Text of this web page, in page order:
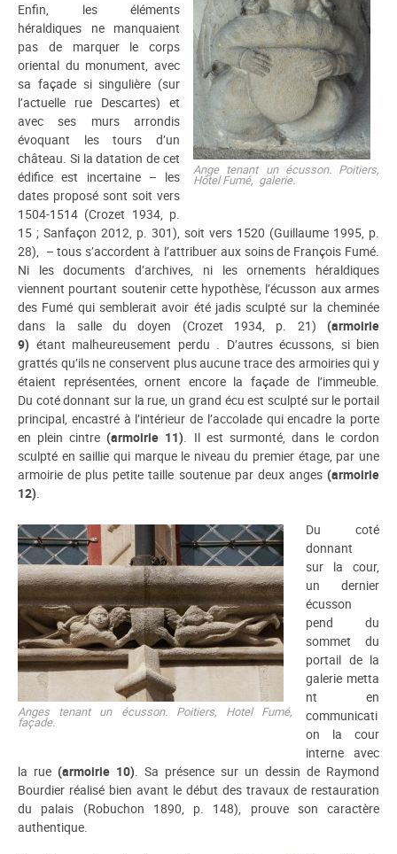
Ange tenant un écusson. Poitiers,
Hôtel Fumé, galerie.
Enfin, les éléments
héraldiques ne manquaient
pas de marquer le corps
oriental du monument, avec
sa façade si singulière (sur
l’actuelle rue Descartes) et
avec ses murs arrondis
évoquant les tours d’un
château. Si la datation de cet
édifice est incertaine – les
dates proposé sont soit vers
1504-1514 (Crozet 1934, p.
15 ; Sanfaçon 2012, p. 301), soit vers 1520 (Guillaume 1995, p.
28), – tous s’accordent à l’attribuer aux soins de François Fumé.
Ni les documents d’archives, ni les ornements héraldiques
viennent pourtant soutenir cette hypothèse, l’écusson aux armes
des Fumé qui semblerait avoir été jadis sculpté sur la cheminée
dans la salle du doyen (Crozet 1934, p. 21) (armoirie
9) étant malheureusement perdu . D’autres écussons, si bien
grattés qu’ils ne conservent plus aucune trace des armoiries qui y
étaient représentées, ornent encore la façade de l’immeuble.
Du coté donnant sur la rue, un grand écu est sculpté sur le portail
principal, encastré à l’intérieur de l’accolade qui encadre la porte
en plein cintre (armoirie 11). Il est surmonté, dans le cordon
sculpté en saillie qui marque le niveau du premier étage, par une
armoirie de plus petite taille soutenue par deux anges (armoirie
12).
Anges tenant un écusson. Poitiers, Hotel Fumé,
façade.
Du coté
donnant
sur la cour,
un dernier
écusson
pend du
sommet du
portail de la
galerie metta
nt en
communicati
on la cour
interne avec
la rue (armoirie 10). Sa présence sur un dessin de Raymond
Bourdier réalisé bien avant le début des travaux de restauration
du palais (Robuchon 1890, p. 148), prouve son caractère
authentique.